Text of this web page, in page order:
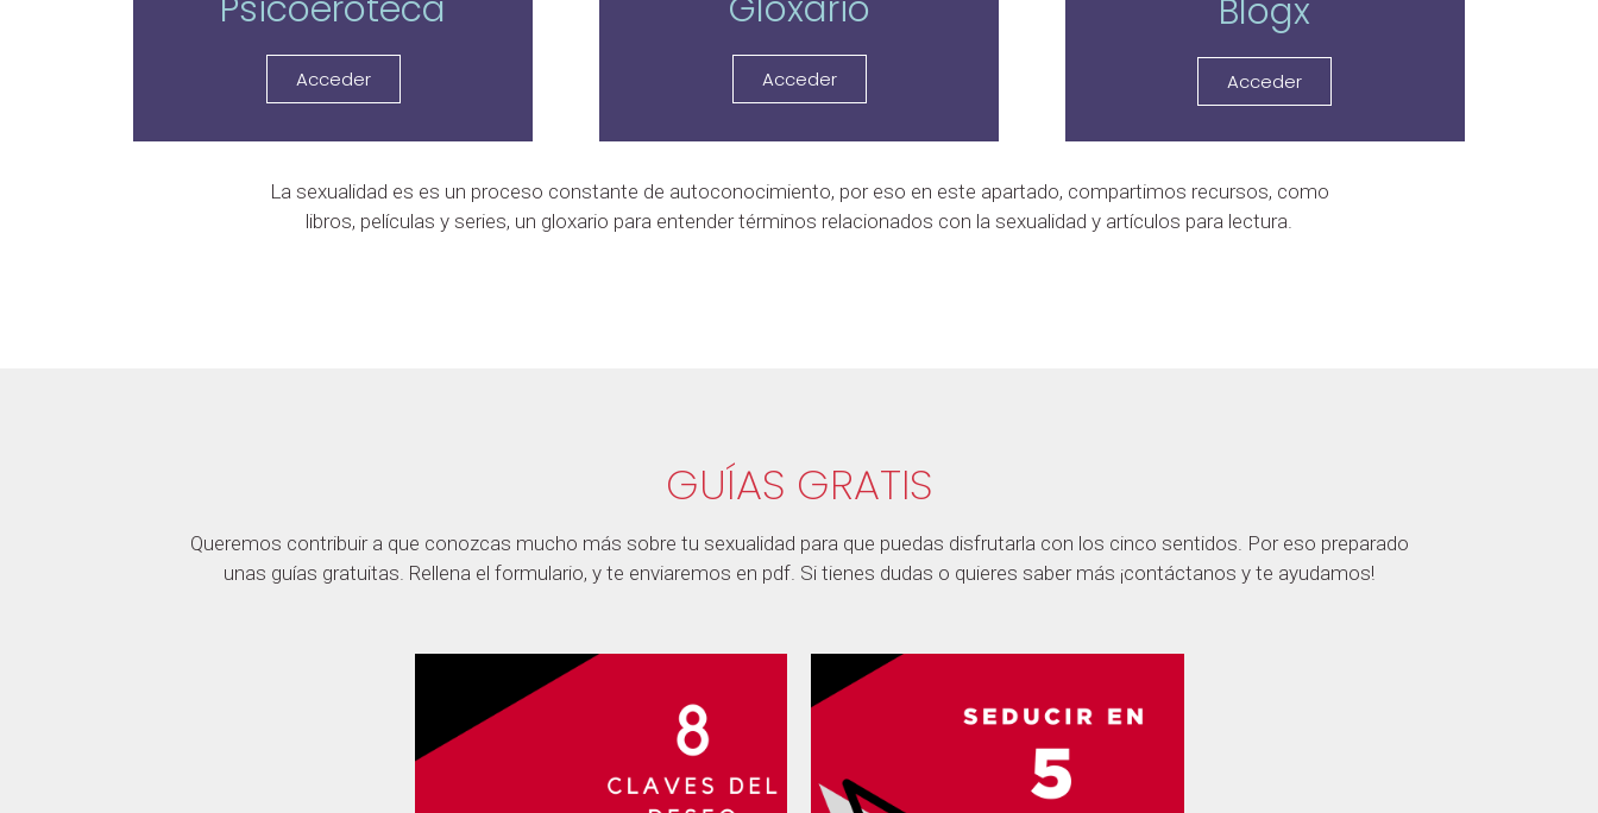
Acceder Acceder
Blogx
Acceder
La sexualidad es es un proceso constante de autoconocimiento, por eso en este apartado, compartimos recursos, como
libros, películas y series, un gloxario para entender términos relacionados con la sexualidad y artículos para lectura.
GUÍAS GRATIS
Queremos contribuir a que conozcas mucho más sobre tu sexualidad para que puedas disfrutarla con los cinco sentidos. Por eso preparado
unas guías gratuitas. Rellena el formulario, y te enviaremos en pdf. Si tienes dudas o quieres saber más ¡contáctanos y te ayudamos!